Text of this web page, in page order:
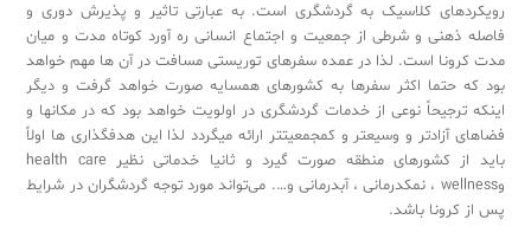
رویکردهای کلاسیک به گردشگری است. به عبارتی تاثیر و پذیرش دوری و
فاصله ذهنی و شرطی از جمعیت و اجتماع انسانی ره آورد کوتاه مدت و میان
مدت کرونا است. لذا در عمده سفرهای توریستی مسافت در آن ها مهم خواهد
بود که حتما اکثر سفرها به کشورهای همسایه صورت خواهد گرفت و دیگر
اینکه ترجیحاً نوعی از خدمات گردشگری در اولویت خواهد بود که در مکان­ها و
فضاهای آزاد­تر و وسیع­تر و کم­جمعیت­تر ارائه می­گردد لذا این هدف­گذاری ها اولاً
باید از کشورهای منطقه صورت گیرد و ثانیا خدماتی نظیر health care
وwellness ، نمک­درمانی ، آب­درمانی و…. می‌تواند مورد توجه گردشگران در شرایط
پس از کرونا باشد.